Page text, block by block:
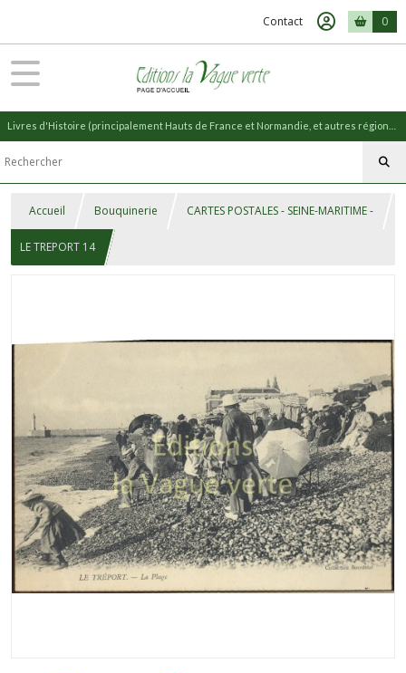
Contact 0
Accueil Bouquinerie CARTES POSTALES - SEINE-MARITIME -
LE TREPORT 14